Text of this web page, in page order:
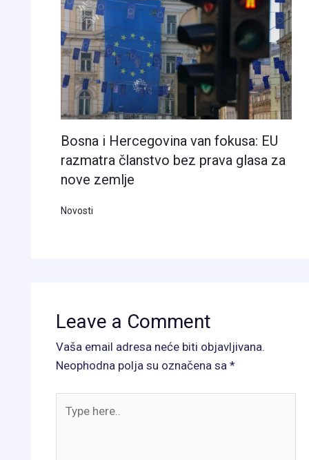
Bosna i Hercegovina van fokusa: EU
razmatra članstvo bez prava glasa za
nove zemlje
Novosti
Leave a Comment
Vaša email adresa neće biti objavljivana.
Neophodna polja su označena sa*
here..